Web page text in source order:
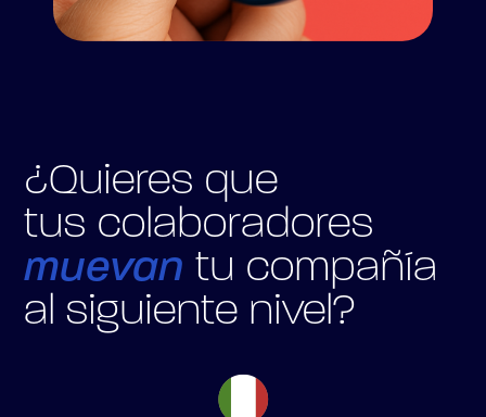
¿Quieres que
tus colaboradores
muevan tu compañía
al siguiente nivel?